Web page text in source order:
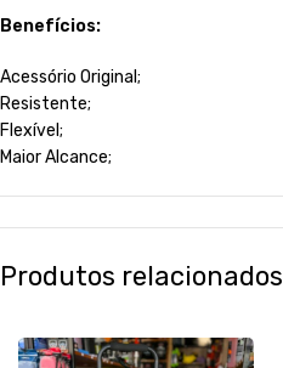
Benefícios:
Acessório Original;
Resistente;
Flexível;
Maior Alcance;
Produtos relacionados